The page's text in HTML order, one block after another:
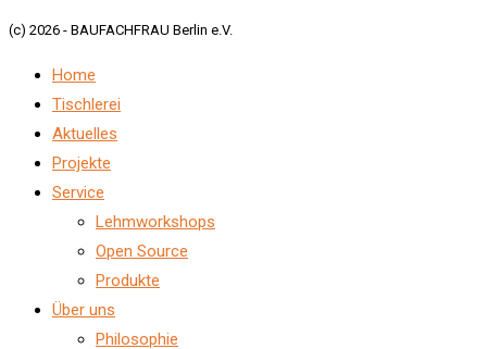
(c) 2026 - BAUFACHFRAU Berlin e.V.
Home
Tischlerei
Aktuelles
Projekte
Service
Lehmworkshops
Open Source
Produkte
Über uns
Philosophie